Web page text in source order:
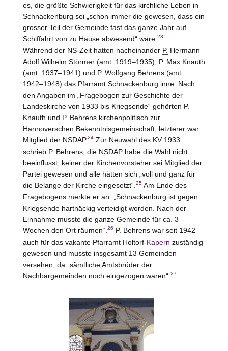
es, die größte Schwierigkeit für das kirchliche Leben in
Schnackenburg sei „schon immer die gewesen, dass ein
grosser Teil der Gemeinde fast das ganze Jahr auf
Schiffahrt von zu Hause abwesend“ wäre. 23
Während der NS-Zeit hatten nacheinander P. Hermann
Adolf Wilhelm Störmer (amt. 1919–1935), P. Max Knauth
(amt. 1937–1941) und P. Wolfgang Behrens (amt.
1942–1948) das Pfarramt Schnackenburg inne. Nach
den Angaben im „Fragebogen zur Geschichte der
Landeskirche von 1933 bis Kriegsende“ gehörten P.
Knauth und P. Behrens kirchenpolitisch zur
Hannoverschen Bekenntnisgemeinschaft, letzterer war
Mitglied der NSDAP.24Zur Neuwahl des KV1933
schrieb P. Behrens, die NSDAPhabe die Wahl nicht
beeinflusst, keiner der Kirchenvorsteher sei Mitglied der
Partei gewesen und alle hätten sich „voll und ganz für
die Belange der Kirche eingesetzt“. 25Am Ende des
Fragebogens merkte er an: „Schnackenburg ist gegen
Kriegsende hartnäckig verteidigt worden. Nach der
Einnahme musste die ganze Gemeinde für ca. 3
Wochen den Ort räumen“. 26 P. Behrens war seit 1942
auch für das vakante Pfarramt Holtorf-Kapern zuständig
gewesen und musste insgesamt 13 Gemeinden
versehen, da „sämtliche Amtsbrüder der
Nachbargemeinden noch eingezogen waren“. 27